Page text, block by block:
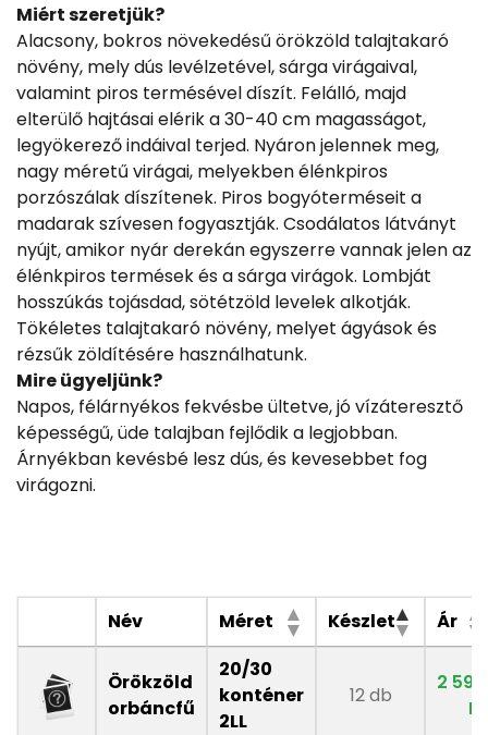
Miért szeretjük?
Alacsony, bokros növekedésű örökzöld talajtakaró
növény, mely dús levélzetével, sárga virágaival,
valamint piros termésével díszít. Felálló, majd
elterülő hajtásai elérik a 30-40 cm magasságot,
legyökerező indáival terjed. Nyáron jelennek meg,
nagy méretű virágai, melyekben élénkpiros
porzószálak díszítenek. Piros bogyóterméseit a
madarak szívesen fogyasztják. Csodálatos látványt
nyújt, amikor nyár derekán egyszerre vannak jelen az
élénkpiros termések és a sárga virágok. Lombját
hosszúkás tojásdad, sötétzöld levelek alkotják.
Tökéletes talajtakaró növény, melyet ágyások és
rézsűk zöldítésére használhatunk.
Mire ügyeljünk?
Napos, félárnyékos fekvésbe ültetve, jó vízáteresztő
képességű, üde talajban fejlődik a legjobban.
Árnyékban kevésbé lesz dús, és kevesebbet fog
virágozni.
Név Méret Készlet Ár
Örökzöld
orbáncfű
20/30
konténer
2LL
12 db
2 590
Ft